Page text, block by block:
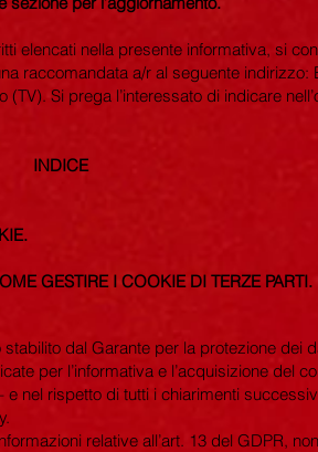
elencati nella presente informativa, si
raccomandata a/r al seguente indirizzo:
Si prega l’interessato di indicare
INDICE
GESTIRE I COOKIE DI TERZE PARTI.
dal Garante per la protezione dei
per l’informativa e l’acquisizione del
nel rispetto di tutti i chiarimenti
relative all’art. 13 del GDPR,